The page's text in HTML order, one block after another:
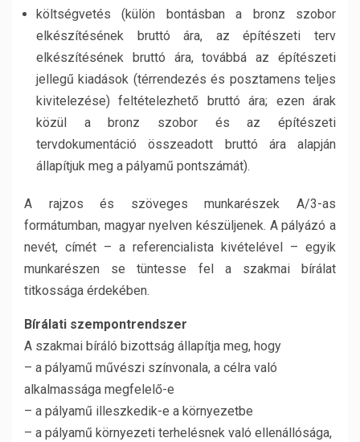
költségvetés (külön bontásban a bronz szobor
elkészítésének bruttó ára, az építészeti terv
elkészítésének bruttó ára, továbbá az építészeti
jellegű kiadások (térrendezés és posztamens teljes
kivitelezése) feltételezhető bruttó ára; ezen árak
közül a bronz szobor és az építészeti
tervdokumentáció összeadott bruttó ára alapján
állapítjuk meg a pályamű pontszámát).
A rajzos és szöveges munkarészek A/3-as
formátumban, magyar nyelven készüljenek. A pályázó a
nevét, címét – a referencialista kivételével – egyik
munkarészen se tüntesse fel a szakmai bírálat
titkossága érdekében.
Bírálati szempontrendszer
A szakmai bíráló bizottság állapítja meg, hogy
– a pályamű művészi színvonala, a célra való
alkalmassága megfelelő-e
– a pályamű illeszkedik-e a környezetbe
– a pályamű környezeti terhelésnek való ellenállósága,